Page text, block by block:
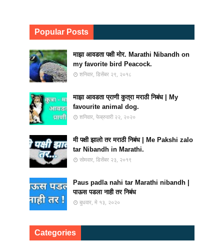
Popular Posts
माझा आवडता पक्षी मोर. Marathi Nibandh on
my favorite bird Peacock.
शनिवार, डिसेंबर २९, २०१८
माझा आवडता प्राणी कुत्रा मराठी निबंध | My
favourite animal dog.
शनिवार, फेब्रुवारी २२, २०२०
मी पक्षी झालो तर मराठी निबंध | Me Pakshi zalo
tar Nibandh in Marathi.
सोमवार, डिसेंबर २३, २०१९
Paus padla nahi tar Marathi nibandh |
पाऊस पडला नाही तर निबंध
बुधवार, मे १३, २०२०
Categories